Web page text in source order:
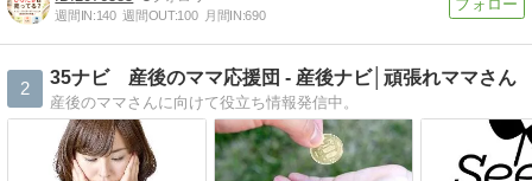
週間IN:140 週間OUT:100 月間IN:690
2
35ナビ 産後のママ応援団 - 産後ナビ│頑張れママさん
産後のママさんに向けて役立ち情報発信中。